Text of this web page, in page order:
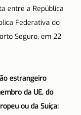
entre a República
Federativa do
Seguro, em 22
estrangeiro
da UE, do
ou da Suíça: